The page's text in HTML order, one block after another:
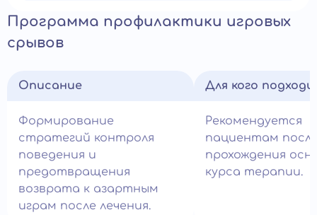
Программа профилактики игровых
срывов
Описание
Формирование
стратегий контроля
поведения и
предотвращения
возврата к азартным
играм после лечения.
Для кого
Рекомендуется
пациентам
прохождения
курса терапии.